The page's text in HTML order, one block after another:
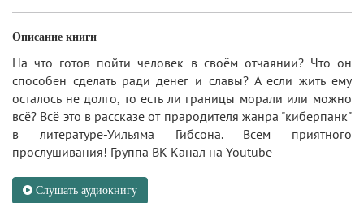
Описание книги
На что готов пойти человек в своём отчаянии? Что он
способен сделать ради денег и славы? А если жить ему
осталось не долго, то есть ли границы морали или можно
всё? Всё это в рассказе от прародителя жанра "киберпанк"
в литературе-Уильяма Гибсона. Всем приятного
прослушивания! Группа ВК Канал на Youtube
Слушать аудиокнигу